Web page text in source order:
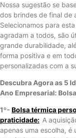
Nossa sugestão se
dos brindes de final de
Selecionamos para
agradam a todos, são
grande durabilidade,
forma positiva e em
personalizadas com a
Descubra Agora as 5
Ano Empresarial:
1º- Bolsa térmica
praticidade: A
apenas uma escolha,